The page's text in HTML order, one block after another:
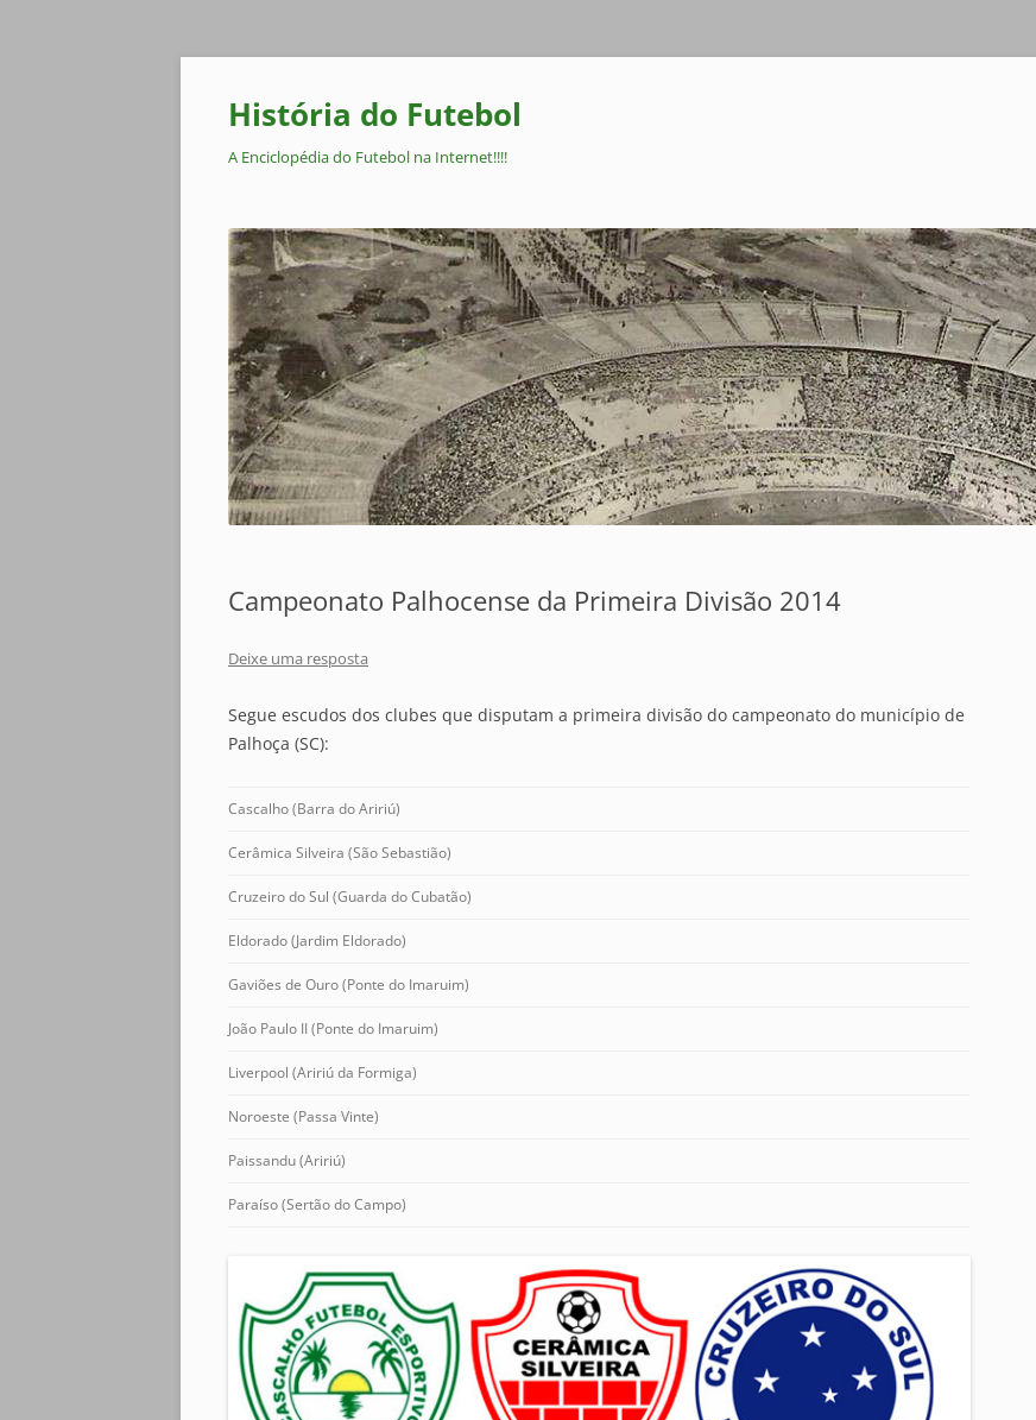
Pular
conteúdo
História do Futebol
A Enciclopédia do Futebol na Internet!!!!
Campeonato Palhocense da Primeira Divisão 2014
Deixe uma resposta
Segue escudos dos clubes que disputam a primeira divisão do campeonato do município de
Palhoça (SC):
Cascalho (Barra do Aririú)
Cerâmica Silveira (São Sebastião)
Cruzeiro do Sul (Guarda do Cubatão)
Eldorado (Jardim Eldorado)
Gaviões de Ouro (Ponte do Imaruim)
João Paulo II (Ponte do Imaruim)
Liverpool (Aririú da Formiga)
Noroeste (Passa Vinte)
Paissandu (Aririú)
Paraíso (Sertão do Campo)